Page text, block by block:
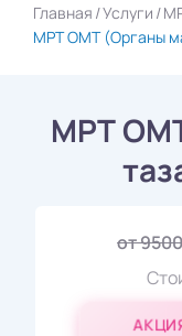
Главная Услуги
МРТ ОМТ (Органы
МРТ
от